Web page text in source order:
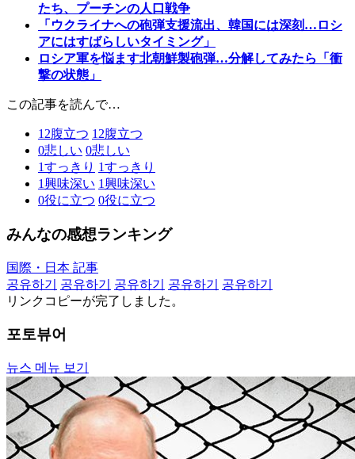
たち、プーチンの人口戦争
「ウクライナへの砲弾支援流出、韓国には深刻…ロシ
アにはすばらしいタイミング」
ロシア軍を悩ます北朝鮮製砲弾…分解してみたら「衝
撃の状態」
この記事を読んで…
12腹立つ 12腹立つ
0悲しい 0悲しい
1すっきり 1すっきり
1興味深い 1興味深い
0役に立つ 0役に立つ
みんなの感想ランキング
国際・日本 記事
공유하기
공유하기 공유하기 공유하기
공유하기
リンクコピーが完了しました。
포토뷰어
뉴스 메뉴 보기